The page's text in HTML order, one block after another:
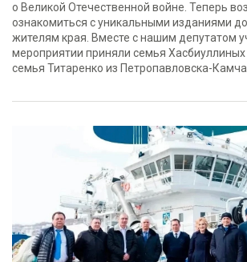
о Великой Отечественной войне. Теперь
ознакомиться с уникальными изданиями
жителям края. Вместе с нашим депутатом
мероприятии приняли семья Хасбиуллиных
семья Титаренко из Петропавловска-